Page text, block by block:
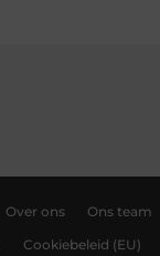
Over ons Ons team
Cookiebeleid (EU)